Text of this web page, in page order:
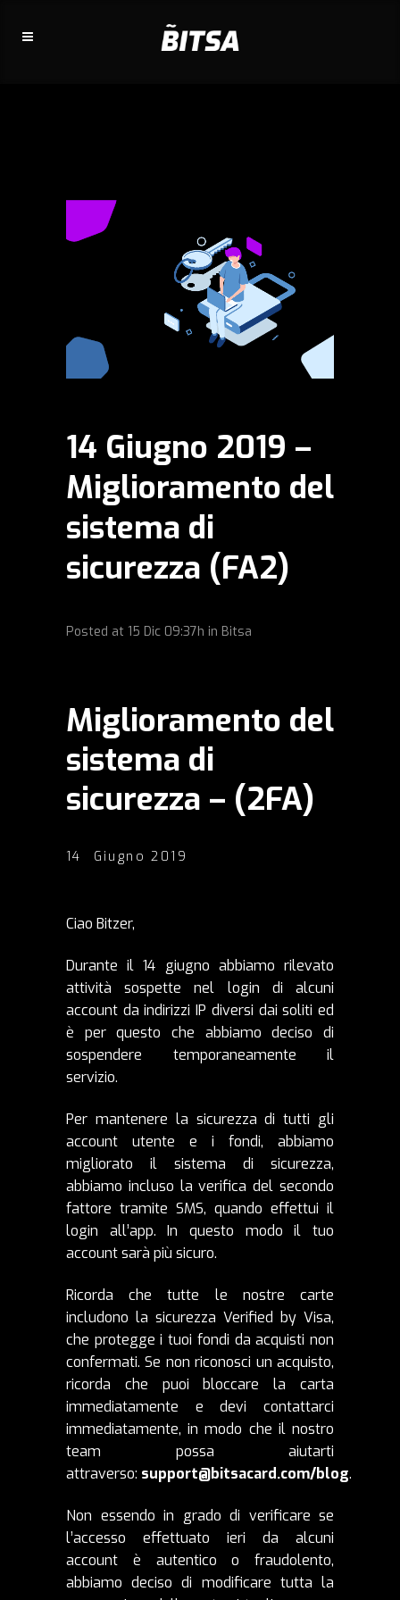
14 Giugno 2019 –
Miglioramento del
sistema di
sicurezza (FA2)
Posted at 15 Dic 09:37h in Bitsa
Miglioramento del
sistema di
sicurezza – (2FA)
14 Giugno 2019
Ciao Bitzer,
Durante il 14 giugno abbiamo rilevato
attività sospette nel login di alcuni
account da indirizzi IP diversi dai soliti ed
è per questo che abbiamo deciso di
sospendere temporaneamente il
servizio.
Per mantenere la sicurezza di tutti gli
account utente e i fondi, abbiamo
migliorato il sistema di sicurezza,
abbiamo incluso la verifica del secondo
fattore tramite SMS, quando effettui il
login all’app.In questo modo il tuo
account sarà più sicuro.
Ricorda che tutte le nostre carte
includono la sicurezza Verified by Visa,
che protegge i tuoi fondi da acquisti non
confermati. Se non riconosci un acquisto,
ricorda che puoi bloccare la carta
immediatamente e devi contattarci
immediatamente, in modo che il nostro
team possa aiutarti
attraverso: support@bitsacard.com/blog.
Non essendo in grado di verificare se
l’accesso effettuato ieri da alcuni
account è autentico o fraudolento,
abbiamo deciso di modificare tutta la